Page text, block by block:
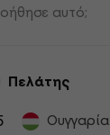
αυτό;
Πελάτης
Ουγγαρία